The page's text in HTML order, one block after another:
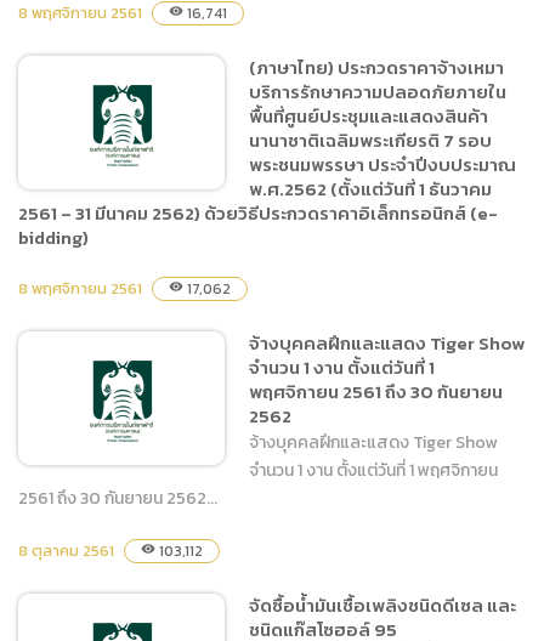
(ภาษาไทย) การจ้างจ้างเหมา
ดูแลปรับปรุงภูมิทัศน์และระบบ
สปริงเกอร์ภายในพื้นที่ศูนย์
ประชุมและแสดงสินค้า
นานาชาติเฉลิมพระเกียรติ 7
รอบพระชนมพรรษา ประจำ
ปีงบประมาณ พ.ศ.2562
(ตั้งแต่วันที่ 1 ธันวาคม 2561 –
31 มีนาคม 2562)
8 พฤศจิกายน 2561 visibility 16,741
(ภาษาไทย) ประกวดราคาจ้าง
เหมาบริการรักษาความ
ปลอดภัยภายในพื้นที่ศูนย์
ประชุมและแสดงสินค้า
นานาชาติเฉลิมพระเกียรติ 7
รอบพระชนมพรรษา ประจำ
ปีงบประมาณ พ.ศ.2562
(ตั้งแต่วันที่ 1 ธันวาคม 2561 –
31 มีนาคม 2562) ด้วยวิธี
(e-bidding)
(ภาษาไทย) ประกวดราคาจ้างเหมา
บริการรักษาความปลอดภัยภายใน
พื้นที่ศูนย์ประชุมและแสดงสินค้า
นานาชาติเฉลิมพระเกียรติ 7 รอบ
พระชนมพรรษา ประจำปีงบประมาณ
พ.ศ.2562 (ตั้งแต่วันที่ 1 ธันวาคม
2561 – 31 มีนาคม 2562) ด้วยวิธีประกวดราคาอิเล็กทรอนิกส์ (e-
bidding)
8 พฤศจิกายน 2561 visibility 17,062
จ้างบุคคลฝึกและแสดง Tiger
ที่ 1 พฤศจิกายน 2561 ถึง 30
กันยายน 2562
จ้างบุคคลฝึกและแสดง Tiger Show
จำนวน 1 งาน ตั้งแต่วันที่ 1
พฤศจิกายน 2561 ถึง 30 กันยายน
2562
จ้างบุคคลฝึกและแสดง Tiger Show
จำนวน 1 งาน ตั้งแต่วันที่ 1 พฤศจิกายน
2561 ถึง 30 กันยายน 2562...
8 ตุลาคม 2561 visibility 103,112
จัดซื้อน้ำมันเชื้อเพลิงชนิดดีเซล และ
ชนิดแก๊สโซฮอล์ 95